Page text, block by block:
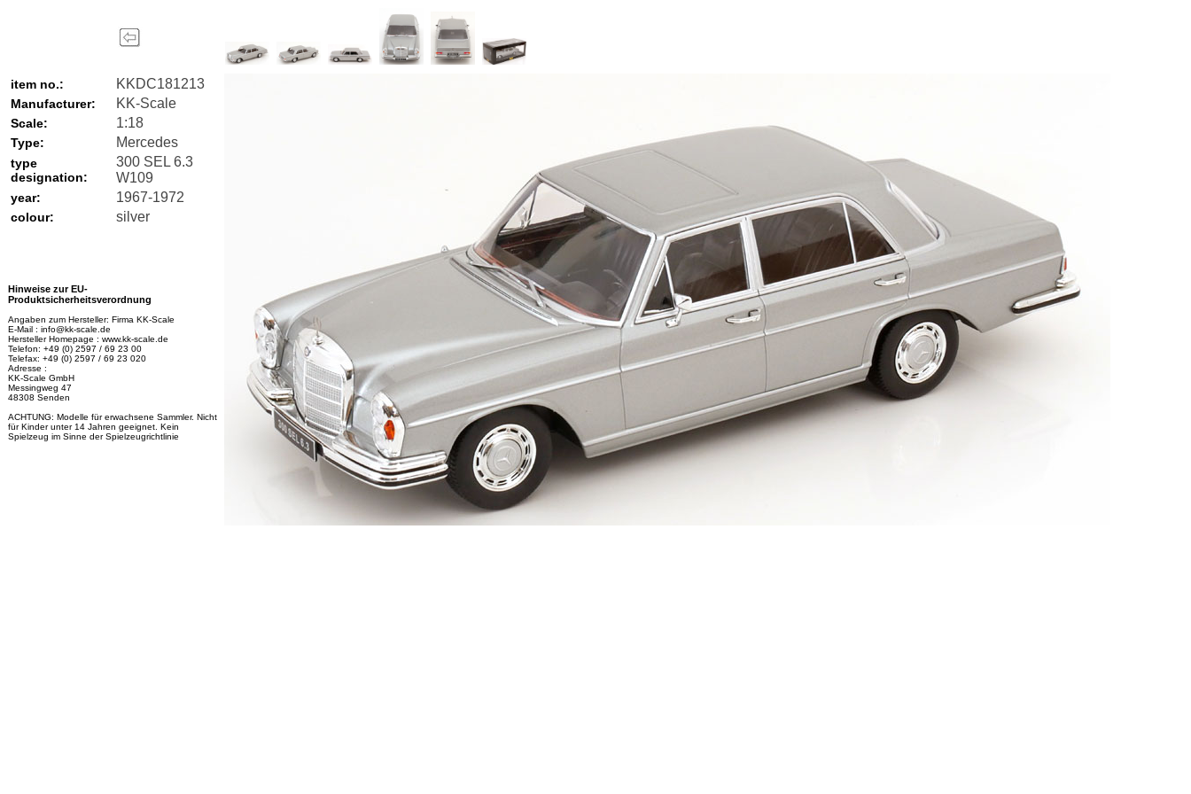
item no.: KKDC181213
Manufacturer: KK-Scale
Scale: 1:18
Type: Mercedes
type
designation:
300 SEL 6.3
W109
year: 1967-1972
colour: silver
Hinweise zur EU-
Produktsicherheitsverordnung
Angaben zum Hersteller: Firma KK-Scale
E-Mail : info@kk-scale.de
Hersteller Homepage : www.kk-scale.de
Telefon: +49 (0) 2597 / 69 23 00
Telefax: +49 (0) 2597 / 69 23 020
Adresse :
KK-Scale GmbH
Messingweg 47
48308 Senden
ACHTUNG: Modelle für erwachsene Sammler. Nicht
für Kinder unter 14 Jahren geeignet. Kein
Spielzeug im Sinne der Spielzeugrichtlinie